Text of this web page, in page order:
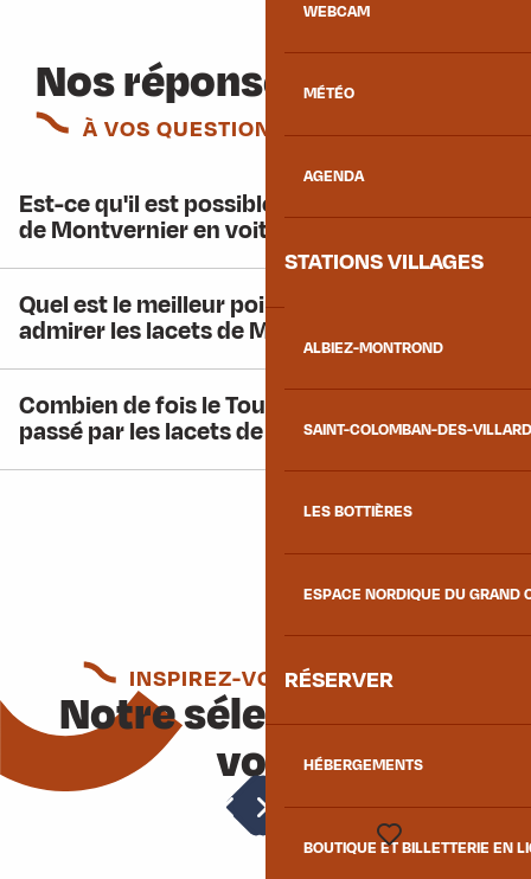
WEBCAM
MÉTÉO
AGENDA
STATIONS VILLAGES
ALBIEZ-MONTROND
SAINT-COLOMBAN-DES-
LES BOTTIÈRES
ESPACE NORDIQUE DU GRAND
RÉSERVER
HÉBERGEMENTS
BOUTIQUE ET BILLETTERIE EN
Nos réponses
À VOS QUESTIONS
Est-ce qu'il est possible de prendre les lacets
de Montvernier en voiture ?
Quel est le meilleur point de vue pour
admirer les lacets de Montvernier ?
Combien de fois le Tour de France est-il
passé par les lacets de Montvernier ?
INSPIREZ-VOUS ENCORE
Notre sélection pour
vous